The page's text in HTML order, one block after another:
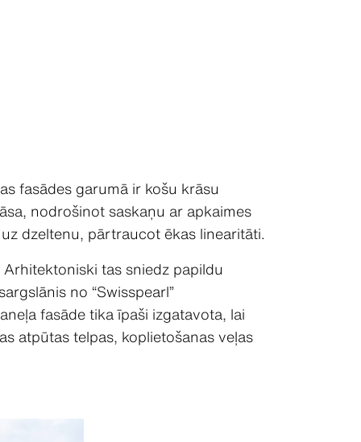
fasādes garumā ir košu krāsu
nodrošinot saskaņu ar apkaimes
dzeltenu, pārtraucot ēkas linearitāti.
tas sniedz papildu
no “Swisspearl”
fasāde tika īpaši izgatavota, lai
atpūtas telpas, koplietošanas veļas